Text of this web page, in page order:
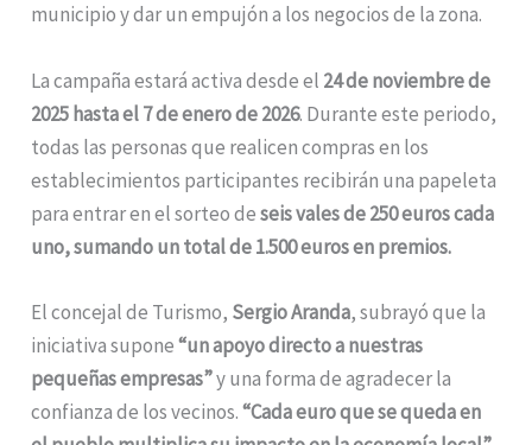
municipio y dar un empujón a los negocios de la zona.
La campaña estará activa desde el 24 de noviembre de
2025 hasta el 7 de enero de 2026. Durante este periodo,
todas las personas que realicen compras en los
establecimientos participantes recibirán una papeleta
para entrar en el sorteo deseis vales de 250 euros cada
uno, sumando un total de 1.500 euros en premios.
El concejal de Turismo, Sergio Aranda, subrayó que la
iniciativa supone“un apoyo directo a nuestras
pequeñas empresas”y una forma de agradecer la
confianza de los vecinos.“Cada euro que se queda en